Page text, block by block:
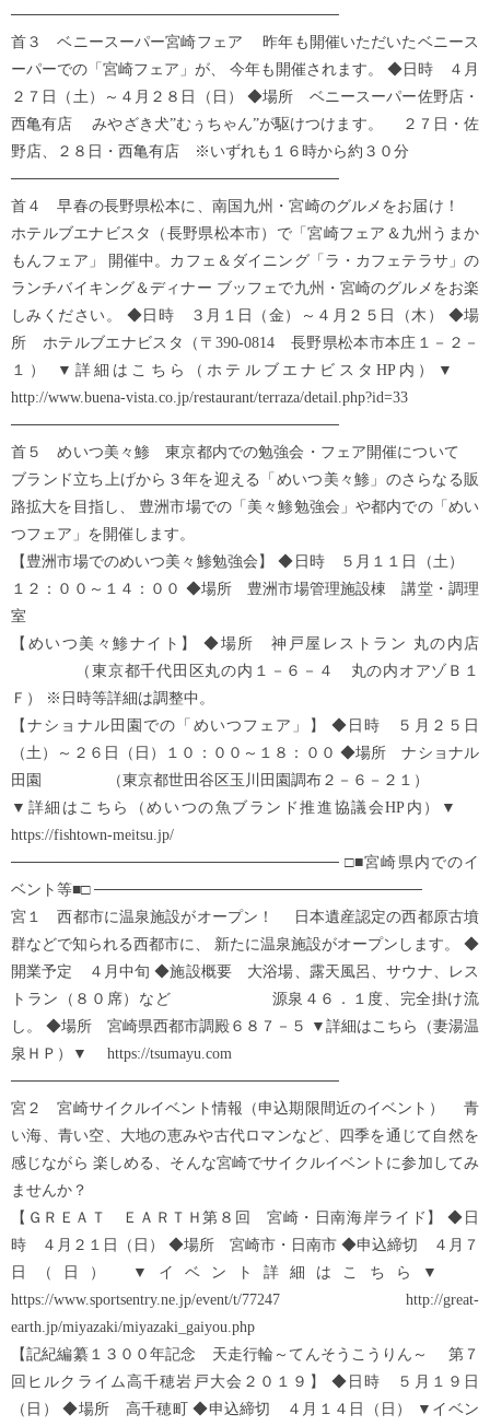
──────────────────────────────
首３ ベニースーパー宮崎フェア 昨年も開催いただいたベニース
ーパーでの「宮崎フェア」が、 今年も開催されます。 ◆日時 ４月
２７日（土）～４月２８日（日） ◆場所 ベニースーパー佐野店・
西亀有店 みやざき犬”むぅちゃん”が駆けつけます。 ２７日・佐
野店、２８日・西亀有店 ※いずれも１６時から約３０分
──────────────────────────────
首４ 早春の長野県松本に、南国九州・宮崎のグルメをお届け！
ホテルブエナビスタ（長野県松本市）で「宮崎フェア＆九州うまか
もんフェア」 開催中。カフェ＆ダイニング「ラ・カフェテラサ」の
ランチバイキング＆ディナー ブッフェで九州・宮崎のグルメをお楽
しみください。 ◆日時 ３月１日（金）～４月２５日（木） ◆場
所 ホテルブエナビスタ（〒390-0814 長野県松本市本庄１－２－
１） ▼詳細はこちら（ホテルブエナビスタHP内）▼
http://www.buena-vista.co.jp/restaurant/terraza/detail.php?id=33
──────────────────────────────
首５ めいつ美々鯵 東京都内での勉強会・フェア開催について
ブランド立ち上げから３年を迎える「めいつ美々鯵」のさらなる販
路拡大を目指し、 豊洲市場での「美々鯵勉強会」や都内での「めい
つフェア」を開催します。
【豊洲市場でのめいつ美々鯵勉強会】 ◆日時 ５月１１日（土）
１２：００～１４：００ ◆場所 豊洲市場管理施設棟 講堂・調理
室
【めいつ美々鯵ナイト】 ◆場所 神戸屋レストラン 丸の内店
（東京都千代田区丸の内１－６－４ 丸の内オアゾＢ１
Ｆ） ※日時等詳細は調整中。
【ナショナル田園での「めいつフェア」】 ◆日時 ５月２５日
（土）～２６日（日）１０：００～１８：００ ◆場所 ナショナル
田園 （東京都世田谷区玉川田園調布２－６－２１）
▼詳細はこちら（めいつの魚ブランド推進協議会HP内）▼
https://fishtown-meitsu.jp/
────────────────────────────── □■宮崎県内でのイ
ベント等■□ ──────────────────────────────
宮１ 西都市に温泉施設がオープン！ 日本遺産認定の西都原古墳
群などで知られる西都市に、 新たに温泉施設がオープンします。 ◆
開業予定 ４月中旬 ◆施設概要 大浴場、露天風呂、サウナ、レス
トラン（８０席）など 源泉４６．１度、完全掛け流
し。 ◆場所 宮崎県西都市調殿６８７－５ ▼詳細はこちら（妻湯温
泉ＨＰ）▼ https://tsumayu.com
──────────────────────────────
宮２ 宮崎サイクルイベント情報（申込期限間近のイベント） 青
い海、青い空、大地の恵みや古代ロマンなど、四季を通じて自然を
感じながら 楽しめる、そんな宮崎でサイクルイベントに参加してみ
ませんか？
【ＧＲＥＡＴ ＥＡＲＴＨ第８回 宮崎・日南海岸ライド】 ◆日
時 ４月２１日（日） ◆場所 宮崎市・日南市 ◆申込締切 ４月７
日（日） ▼イベント詳細はこちら▼
https://www.sportsentry.ne.jp/event/t/77247 http://great-
earth.jp/miyazaki/miyazaki_gaiyou.php
【記紀編纂１３００年記念 天走行輪～てんそうこうりん～ 第７
回ヒルクライム高千穂岩戸大会２０１９】 ◆日時 ５月１９日
（日） ◆場所 高千穂町 ◆申込締切 ４月１４日（日） ▼イベン